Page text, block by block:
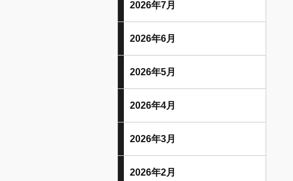
2026年7月
2026年6月
2026年5月
2026年4月
2026年3月
2026年2月